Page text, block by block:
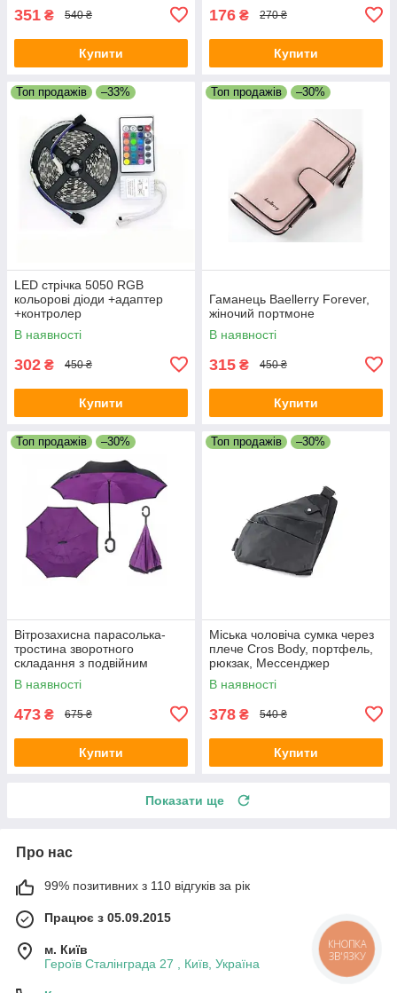
351 ₴ 540 ₴
Купити
176 ₴ 270 ₴
Купити
Топ продажів –33%
LED стрічка 5050 RGB
кольорові діоди +адаптер
+контролер
В наявності
302 ₴ 450 ₴
Купити
Топ продажів –30%
Гаманець Baellerry Forever,
жіночий портмоне
В наявності
315 ₴ 450 ₴
Купити
Топ продажів –30%
Вітрозахисна парасолька-
тростина зворотного
складання з подвійним
куполом, парасолька
тростина
В наявності
473 ₴ 675 ₴
Купити
Топ продажів –30%
Міська чоловіча сумка через
плече Cros Body, портфель,
рюкзак, Мессенджер
В наявності
378 ₴ 540 ₴
Купити
Показати ще
Про нас
99% позитивних з 110 відгуків за рік
Працює з 05.09.2015
м. Київ
Героїв Сталінграда 27 , Київ, Україна
КНОПКА
ЗВ'ЯЗКУ